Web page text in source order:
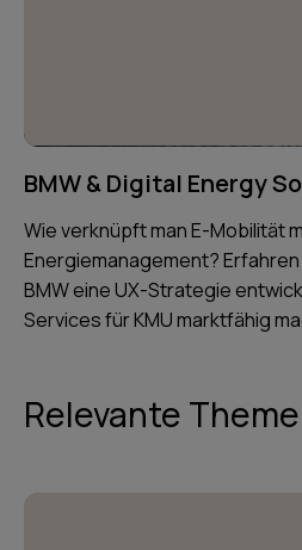
BMW & Digital Energy
Wie verknüpft man E-Mobilität
Energiemanagement?
BMW eine UX-Strategie
Services für KMU marktfähig
Relevante